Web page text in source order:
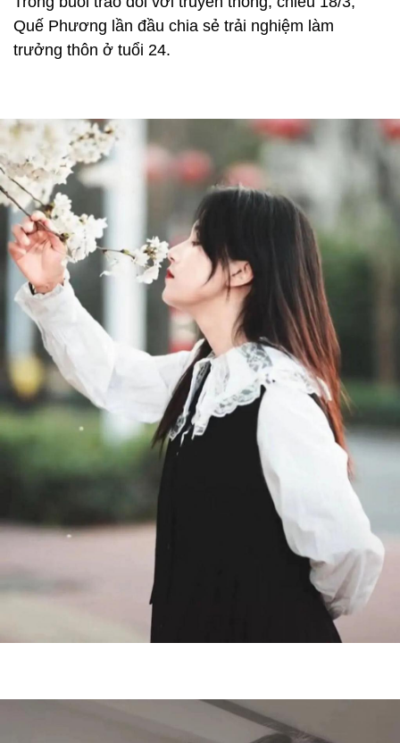
Quế Phương lần đầu chia sẻ trải nghiệm làm
trưởng thôn ở tuổi 24.